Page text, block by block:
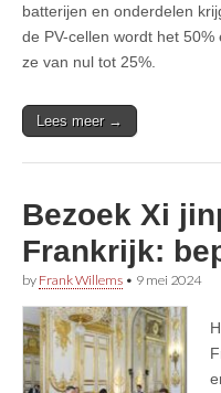
batterijen en onderdelen
de PV-cellen wordt het
ze van nul tot 25%.
Lees meer →
Bezoek Xi
Frankrijk:
by Frank Willems • 9 mei 2024